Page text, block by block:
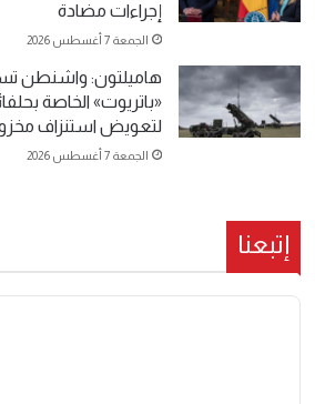
إجراءات مضادة
الجمعة 7 أغسطس 2026
هاميلتون: واشنطن
«باتريوت» الخاصة
لتعويض استنزاف
الجمعة 7 أغسطس 2026
إتبعنا